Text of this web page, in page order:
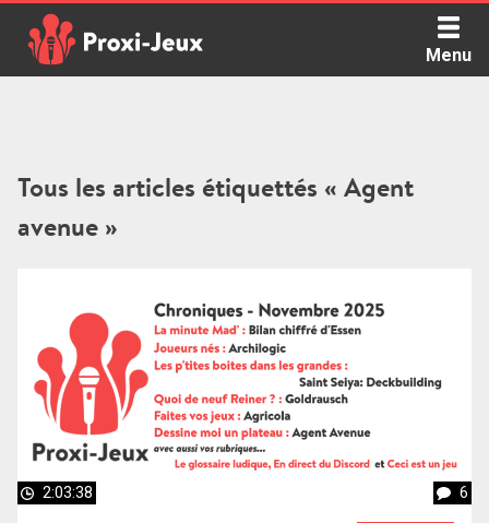
content
Menu
Tous les articles étiquettés « Agent
avenue »
2:03:38 6